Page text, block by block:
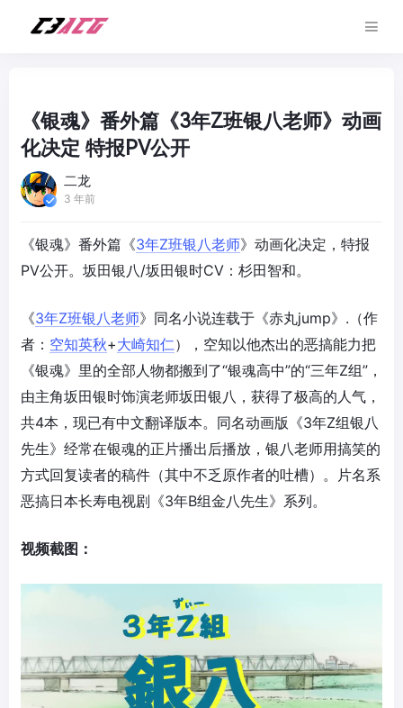
《银魂》番外篇《3年Z班银八老师》动画
化决定 特报PV公开
二龙
3 年前
《银魂》番外篇《3年Z班银八老师》动画化决定，特报
PV公开。坂田银八/坂田银时CV：杉田智和。
《3年Z班银八老师》同名小说连载于《赤丸jump》.（作
者： 空知英秋+大崎知仁），空知以他杰出的恶搞能力把
《银魂》里的全部人物都搬到了“银魂高中”的“三年Z组”，
由主角坂田银时饰演老师坂田银八，获得了极高的人气，
共4本，现已有中文翻译版本。同名动画版《3年Z组银八
先生》经常在银魂的正片播出后播放，银八老师用搞笑的
方式回复读者的稿件（其中不乏原作者的吐槽）。片名系
恶搞日本长寿电视剧《3年B组金八先生》系列。
视频截图：